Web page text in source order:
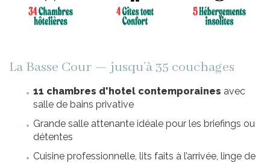
La Basse Cour — jusqu’à 35 couchages
11 chambres d'hotel contemporaines avec
salle de bains privative
Grande salle attenante idéale pour les briefings ou
détentes
Cuisine professionnelle, lits faits à l’arrivée, linge de